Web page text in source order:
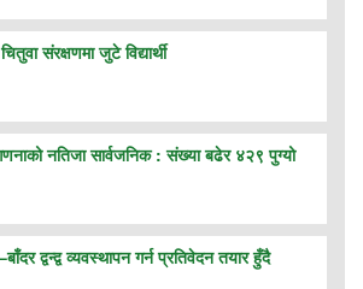
संरक्षणमा जुटे विद्यार्थी
नतिजा सार्वजनिक : संख्या बढेर ४२९ पुग्यो
द्वन्द्व व्यवस्थापन गर्न प्रतिवेदन तयार हुँदै